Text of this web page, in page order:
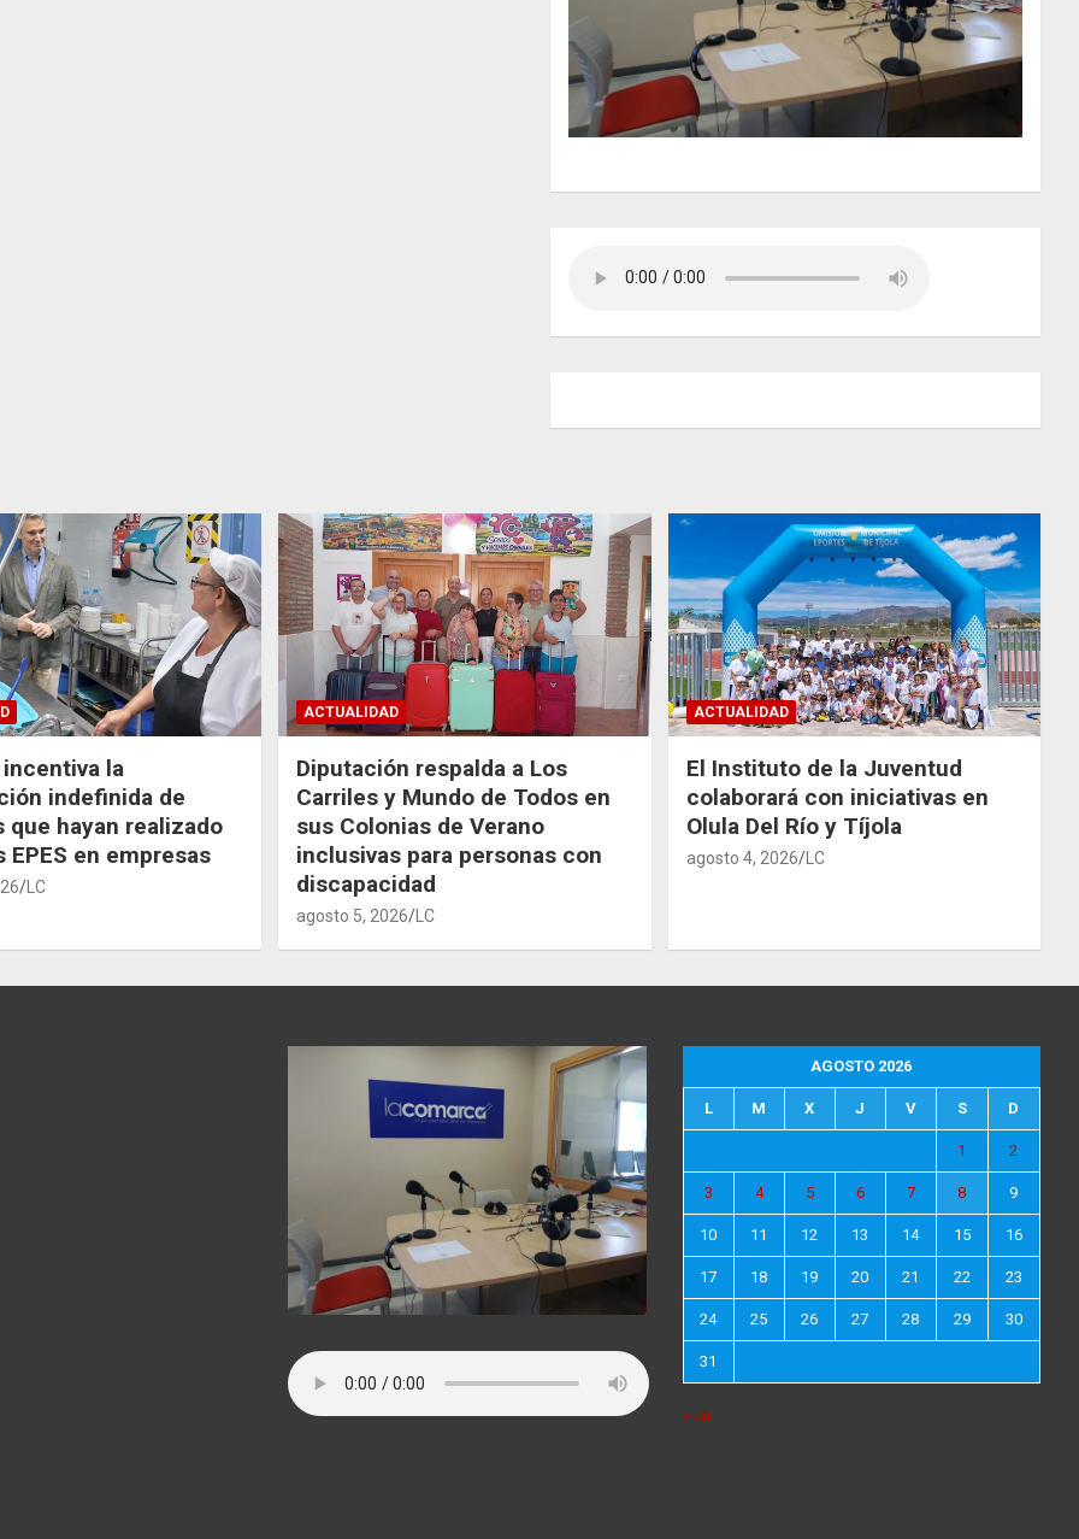
la
indefinida de
que hayan realizado
EPES en empresas
LC
ACTUALIDAD
Diputación respalda a Los
Carriles y Mundo de Todos en
sus Colonias de Verano
inclusivas para personas con
discapacidad
agosto 5, 2026 LC
ACTUALIDAD
El Instituto de la Juventud
colaborará con iniciativas en
Olula Del Río y Tíjola
agosto 4, 2026 LC
AGOSTO 2026
L M X J V S D
1 2
3 4 5 6 7 8 9
10 11 12 13 14 15 16
17 18 19 20 21 22 23
24 25 26 27 28 29 30
31
« Jul